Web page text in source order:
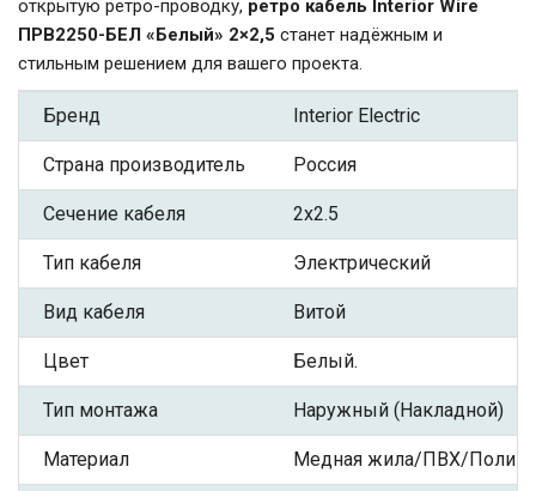
открытую ретро-проводку, ретро кабель Interior Wire
ПРВ2250-БЕЛ «Белый» 2×2,5 станет надёжным и
стильным решением для вашего проекта.
Бренд Interior Electric
Страна производитель Россия
Сечение кабеля 2x2.5
Тип кабеля Электрический
Вид кабеля Витой
Цвет Белый.
Тип монтажа Наружный (Накладной)
Материал Медная жила/ПВХ/